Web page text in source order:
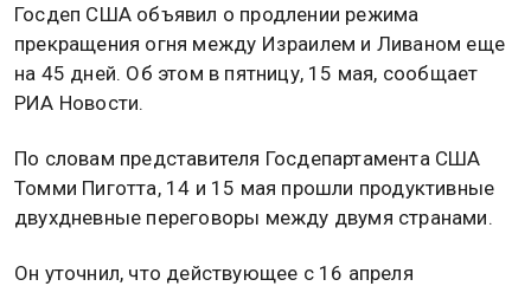
Госдеп США объявил о продлении режима
прекращения огня между Израилем и Ливаном еще
на 45 дней. Об этом в пятницу, 15 мая, сообщает
РИА Новости.
По словам представителя Госдепартамента США
Томми Пиготта, 14 и 15 мая прошли продуктивные
двухдневные переговоры между двумя странами.
Он уточнил, что действующее с 16 апреля